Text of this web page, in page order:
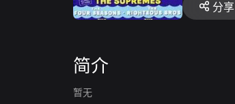
分享
简介
暂无